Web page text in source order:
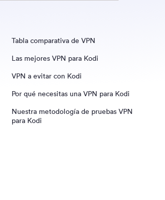
Tabla comparativa de VPN
Las mejores VPN para Kodi
IPVanish
ExpressVPN
Proton VPN Gratis
VPN a evitar con Kodi
Por qué necesitas una VPN para Kodi
Nuestra metodología de pruebas VPN
para Kodi